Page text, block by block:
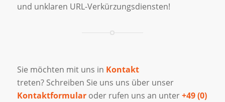
und unklaren URL-Verkürzungsdiensten!
Sie möchten mit uns in Kontakt
treten? Schreiben Sie uns uns über unser
Kontaktformular oder rufen uns an unter+49 (0)